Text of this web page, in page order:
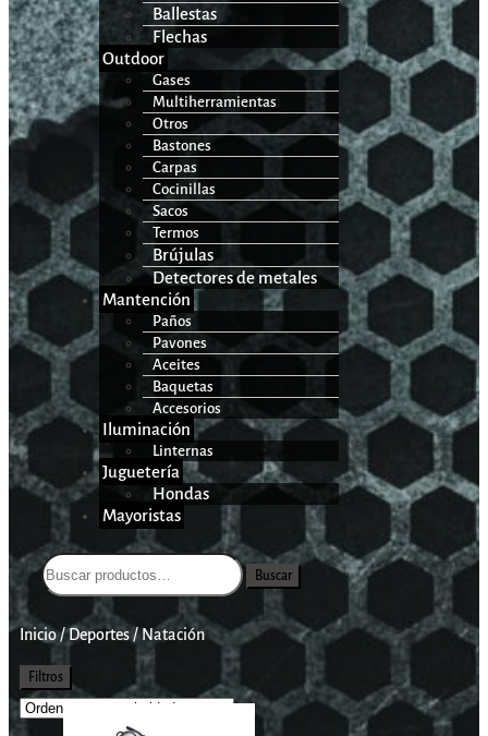
Ballestas
Flechas
Outdoor
Gases
Multiherramientas
Otros
Bastones
Carpas
Cocinillas
Sacos
Termos
Brújulas
Detectores de metales
Mantención
Paños
Pavones
Aceites
Baquetas
Accesorios
Iluminación
Linternas
Juguetería
Hondas
Mayoristas
Buscar
Inicio/Deportes/Natación
Filtros